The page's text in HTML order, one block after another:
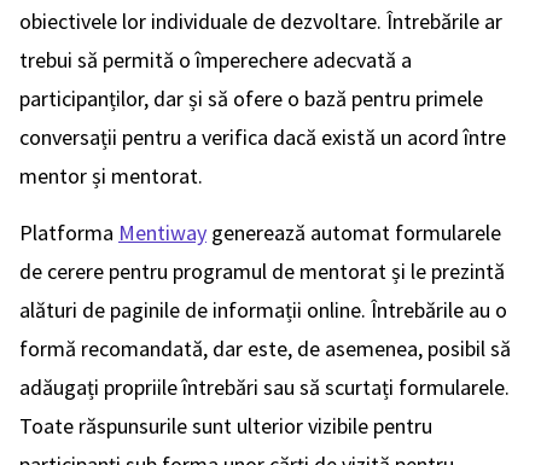
obiectivele lor individuale de dezvoltare. Întrebările ar
trebui să permită o împerechere adecvată a
participanților, dar și să ofere o bază pentru primele
conversații pentru a verifica dacă există un acord între
mentor și mentorat.
Platforma Mentiway generează automat formularele
de cerere pentru programul de mentorat și le prezintă
alături de paginile de informații online. Întrebările au o
formă recomandată, dar este, de asemenea, posibil să
adăugați propriile întrebări sau să scurtați formularele.
Toate răspunsurile sunt ulterior vizibile pentru